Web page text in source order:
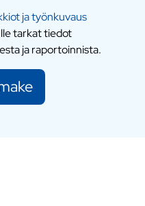
ja työnkuvaus
tarkat tiedot
ja raportoinnista.